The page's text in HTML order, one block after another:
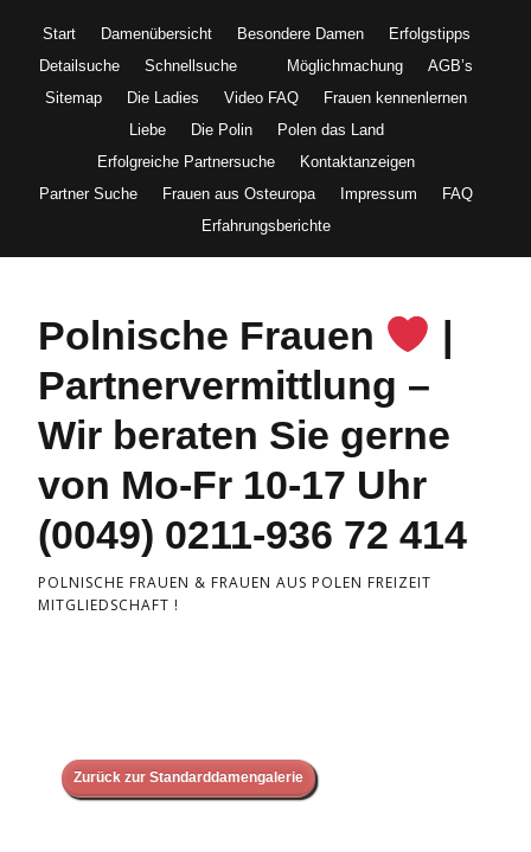
Start Damenübersicht Besondere Damen
Erfolgstipps
Detailsuche
Schnellsuche Möglichmachung
AGB’s
Sitemap
Die Ladies Video FAQ
Frauen kennenlernen
Liebe
Die Polin
Polen das Land
Erfolgreiche Partnersuche
Kontaktanzeigen
Partner Suche
Frauen aus Osteuropa Impressum
FAQ
Erfahrungsberichte
Polnische Frauen
|
Partnervermittlung –
Wir beraten Sie gerne
von Mo-Fr 10-17 Uhr
(0049) 0211-936 72 414
POLNISCHE FRAUEN & FRAUEN AUS POLEN FREIZEIT
MITGLIEDSCHAFT !
Zurück zur Standarddamengalerie